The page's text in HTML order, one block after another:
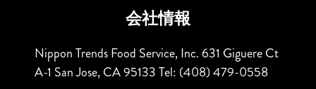
会社情報
Nippon Trends Food Service, Inc. 631 Giguere Ct
A-1 San Jose, CA 95133 Tel: (408) 479-0558